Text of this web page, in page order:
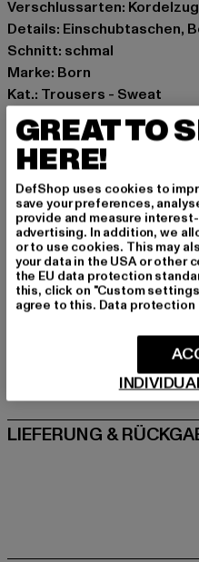
Verschlussarten: Kordelzug
Details: Einschubtaschen,
Schnitt: schmal
Marke: Born
Kat.: Trousers - Sweat
Farbe: schwarz
Hersteller Farbe: black
Elasthan
Art.Nr: PD00007953-00007
Hersteller: Urban Styles
Schanzenstraße 41 | 51063
GRÖSSE & PASSFORM
PFLEGEHINWEISE
LIEFERUNG &
GREAT TO
HERE!
DefShop uses cookies to
save your preferences,
provide and measure
advertising. In addition, we
or to use cookies. This may
your data in the USA or other
the EU data protection
this, click on "Custom
agree to this. Data protection